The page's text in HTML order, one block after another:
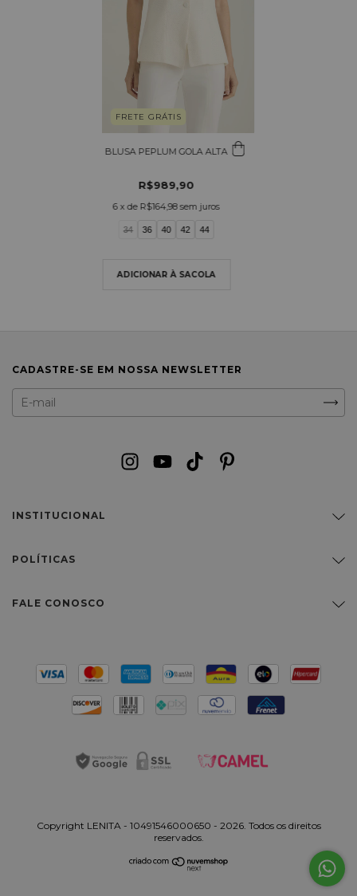
FRETE GRÁTIS
BLUSA PEPLUM GOLA ALTA
R$989,90
6 x de R$164,98 sem juros
34 36 40 42 44
CADASTRE-SE EM NOSSA NEWSLETTER
INSTITUCIONAL
POLÍTICAS
FALE CONOSCO
Copyright LENITA - 10491546000650 - 2026. Todos os direitos
reservados.